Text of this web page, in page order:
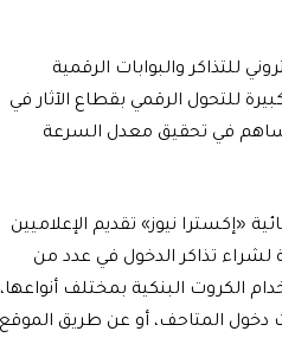
للتذاكر والبوابات الرقمية
للتحول الرقمي بقطاع الآثار في
ساهم في تحقيق معدل السرعة
«إكسترا نيوز» تقديم الإعلاميين
تذاكر الدخول في عدد من
الكروت البنكية بمختلف أنواعها،
دخول المتاحف، أو عن طريق الموقع